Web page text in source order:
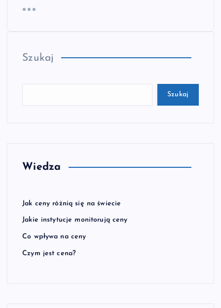
Szukaj
Szukaj
Wiedza
Jak ceny różnią się na świecie
Jakie instytucje monitorują ceny
Co wpływa na ceny
Czym jest cena?